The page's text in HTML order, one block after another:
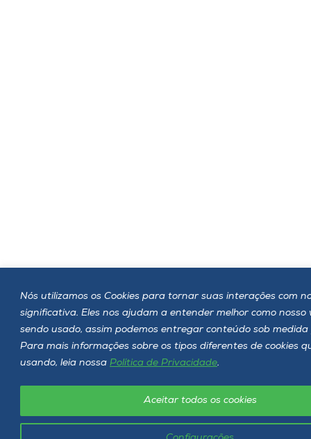
Nós utilizamos os Cookies para tornar suas interações com
significativa. Eles nos ajudam a entender melhor como nosso
sendo usado, assim podemos entregar conteúdo sob medida
Para mais informações sobre os tipos diferentes de cookies
usando, leia nossa Política de Privacidade.
Aceitar todos os cookies